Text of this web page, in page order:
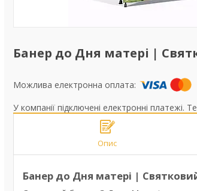
Банер до Дня матері |
У компанії підключені електронні
Опис
Банер до Дня матері |